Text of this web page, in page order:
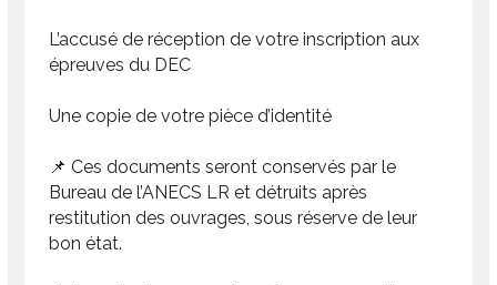
L’accusé de réception de votre inscription aux
épreuves du DEC
Une copie de votre pièce d’identité
📌 Ces documents seront conservés par le
Bureau de l’ANECS LR et détruits après
restitution des ouvrages, sous réserve de leur
bon état.